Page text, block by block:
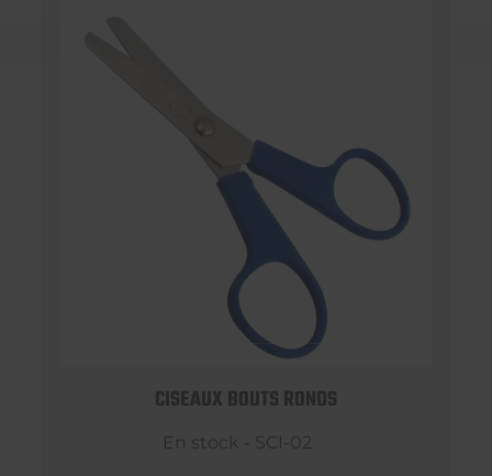
CISEAUX BOUTS RONDS
En stock - SCI-02